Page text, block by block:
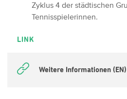
Zyklus 4 der städtischen
Tennisspielerinnen.
LINK
Weitere Informationen (EN)